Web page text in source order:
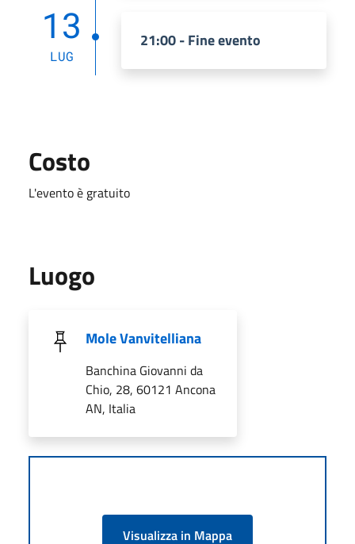
13
LUG
21:00 - Fine evento
Costo
L'evento è gratuito
Luogo
Mole Vanvitelliana
Banchina Giovanni da
Chio, 28, 60121 Ancona
AN, Italia
Visualizza in Mappa